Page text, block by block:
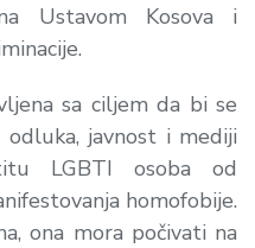
Ustavom Kosova i
sa ciljem da bi se
javnost i mediji
LGBTI osoba od
homofobije.
ona mora počivati na